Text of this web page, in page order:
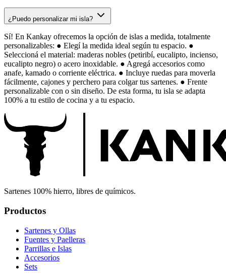
¿Puedo personalizar mi isla?
Sí! En Kankay ofrecemos la opción de islas a medida, totalmente
personalizables: ● Elegí la medida ideal según tu espacio. ●
Seleccioná el material: maderas nobles (petiribí, eucalipto, incienso,
eucalipto negro) o acero inoxidable. ● Agregá accesorios como
anafe, kamado o corriente eléctrica. ● Incluye ruedas para moverla
fácilmente, cajones y perchero para colgar tus sartenes. ● Frente
personalizable con o sin diseño. De esta forma, tu isla se adapta
100% a tu estilo de cocina y a tu espacio.
Sartenes 100% hierro, libres de químicos.
Productos
Sartenes y Ollas
Fuentes y Paelleras
Parrillas e Islas
Accesorios
Sets